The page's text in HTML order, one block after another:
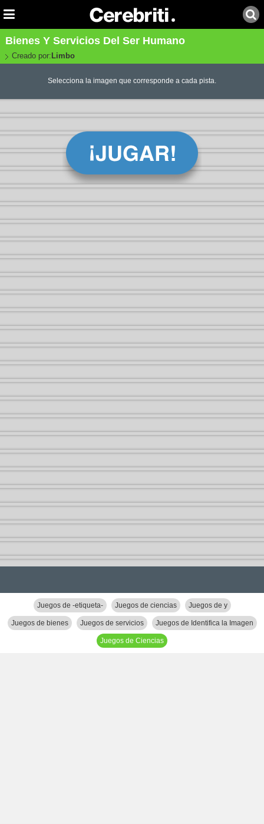
Bienes Y Servicios Del Ser Humano
Creado por: Limbo
Selecciona la imagen que corresponde a cada pista.
Juegos de -etiqueta- Juegos de ciencias Juegos de y
Juegos de bienes Juegos de servicios Juegos de Identifica la Imagen
Juegos de Ciencias